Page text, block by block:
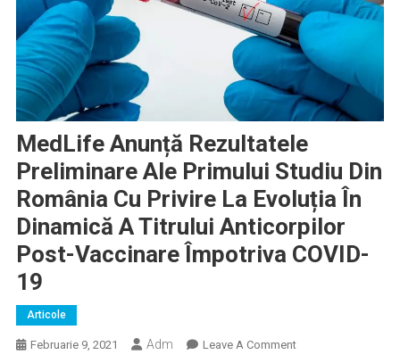
MedLife Anunță Rezultatele
Preliminare Ale Primului Studiu Din
România Cu Privire La Evoluția În
Dinamică A Titrului Anticorpilor
Post-Vaccinare Împotriva COVID-
19
Articole
Februarie 9, 2021 Adm Leave A CommentOn